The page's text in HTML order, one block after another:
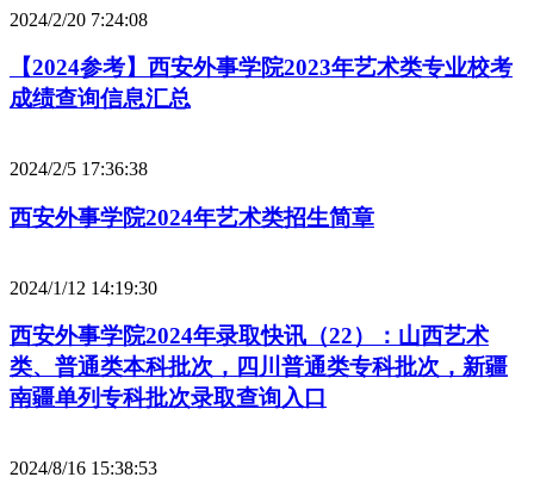
2024/2/20 7:24:08
【2024参考】西安外事学院2023年艺术类专业校考
成绩查询信息汇总
2024/2/5 17:36:38
西安外事学院2024年艺术类招生简章
2024/1/12 14:19:30
西安外事学院2024年录取快讯（22）：山西艺术
类、普通类本科批次，四川普通类专科批次，新疆
南疆单列专科批次录取查询入口
2024/8/16 15:38:53